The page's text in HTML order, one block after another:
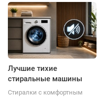
Лучшие тихие
стиральные машины
Стиралки с комфортным